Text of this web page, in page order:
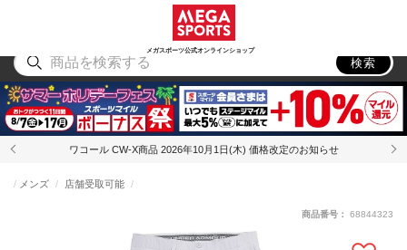
メガスポーツ公式オンラインショップ
アウトドア
検索
ワコール CW-X商品 2026年10月1日(木) 価格改定のお知らせ
メンズ 店舗受取可能
商品番号： 68844323